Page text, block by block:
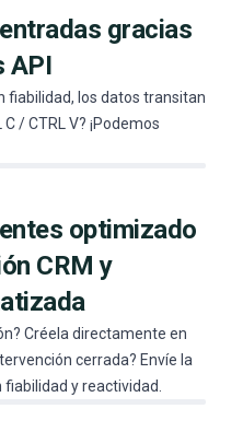
gracias
API
fiabilidad, los datos transitan
/ CTRL V? ¡Podemos
optimizado
CRM y
Créela directamente en
cerrada? Envíe la
y reactividad.